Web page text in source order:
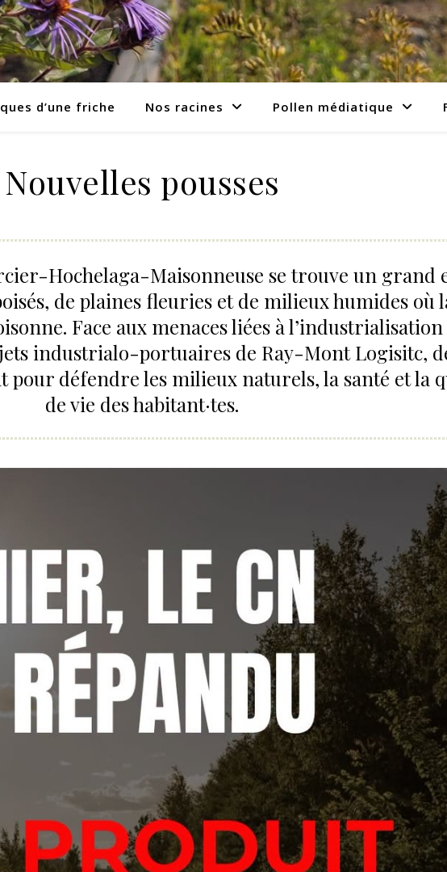
d’une friche Nos racines Pollen médiatique
Nouvelles pousses
Hochelaga-Maisonneuse se trouve un grand
de plaines fleuries et de milieux humides où
Face aux menaces liées à
industrialo-portuaires de Ray-Mont Logisitc,
pour défendre les milieux naturels, la santé et la
de vie des habitant·tes.